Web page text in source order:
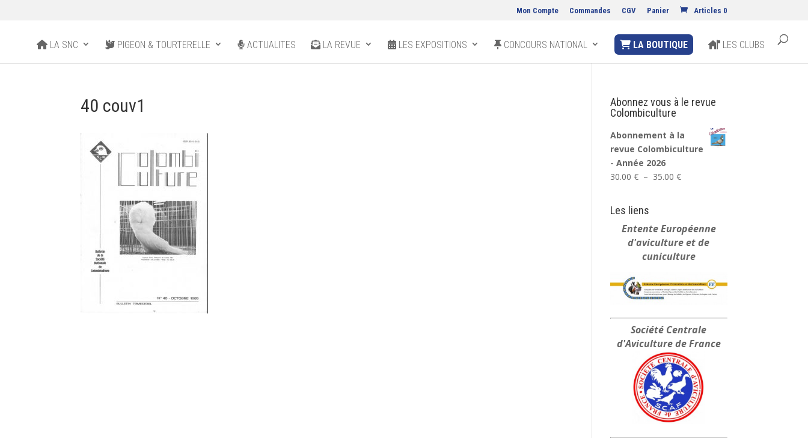
Mon Compte Commandes CGV Panier Articles 0
LA SNC PIGEON & TOURTERELLE ACTUALITES LA REVUE LES EXPOSITIONS CONCOURS NATIONAL LA BOUTIQUE LES CLUBS
40 couv1
Abonnez vous à le revue
Colombiculture
Abonnement à la
revue Colombiculture
- Année 2026
30.00€ – 35.00€Plage
à
35.00 €
Les liens
Entente Européenne
d'aviculture et de
cuniculture
Société Centrale
d'Aviculture de France